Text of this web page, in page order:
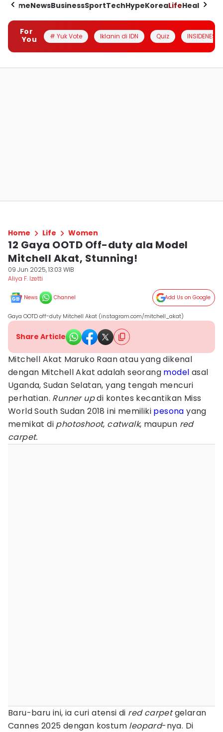
HomeNewsBusinessSportTechHypeKoreaLifeHealth
For
You
# Yuk Vote Iklanin di IDN Quiz INSIDENESIA
Home Life Women
12 Gaya OOTD Off-duty ala Model
Mitchell Akat, Stunning!
09 Jun 2025, 13:03 WIB
Aliya F. Izetti
News Channel Add Us on Google
Gaya OOTD off-duty Mitchell Akat (instagram.com/mitchell_akat)
Share Article
Mitchell Akat Maruko Raan atau yang dikenal
dengan Mitchell Akat adalah seorang model asal
Uganda, Sudan Selatan, yang tengah mencuri
perhatian. Runner updi kontes kecantikan Miss
World South Sudan 2018 ini memiliki pesona yang
memikat di photoshoot, catwalk, maupun red
carpet.
Baru-baru ini, ia curi atensi di red carpetgelaran
Cannes 2025 dengan kostum leopard-nya. Di